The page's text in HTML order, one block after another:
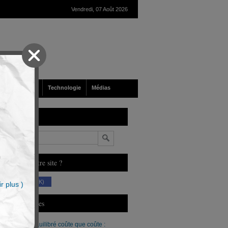
Vendredi, 07 Août 2026
Société Technologie Médias
Vous aimez notre site ?
(230 K)
Derniers Articles
Un budget équilibré coûte que coûte :
plus )